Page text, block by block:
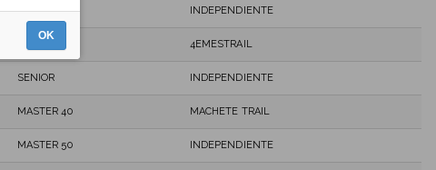
MASTER 60 INDEPENDIENTE
4EMESTRAIL
SENIOR INDEPENDIENTE
MASTER 40 MACHETE TRAIL
MASTER 50 INDEPENDIENTE
OK